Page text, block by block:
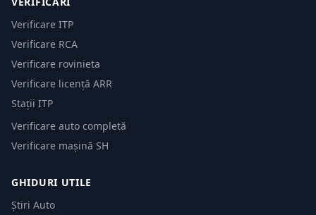
Verificare ITP
Verificare RCA
Verificare rovinieta
Verificare licență ARR
Stații ITP
Verificare auto completă
Verificare mașină SH
GHIDURI UTILE
Știri Auto